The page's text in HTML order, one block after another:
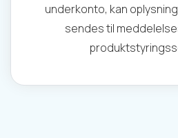
underkonto, kan
sendes til